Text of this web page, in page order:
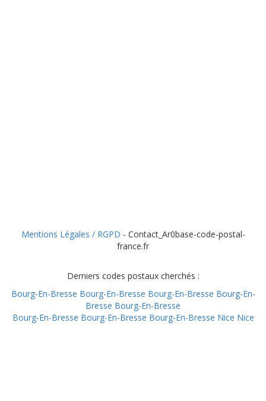
Mentions Légales / RGPD - Contact_Ar0base-code-postal-
france.fr
Derniers codes postaux cherchés :
Bourg-En-Bresse Bourg-En-Bresse Bourg-En-Bresse Bourg-En-
Bresse Bourg-En-Bresse
Bourg-En-Bresse Bourg-En-Bresse Bourg-En-Bresse Nice Nice